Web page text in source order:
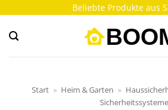
springen
Beliebte Produkte aus
Start » Heim & Garten »
Sicherheitssysteme